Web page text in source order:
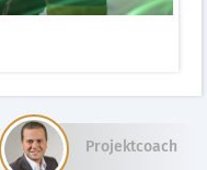
Projektcoach